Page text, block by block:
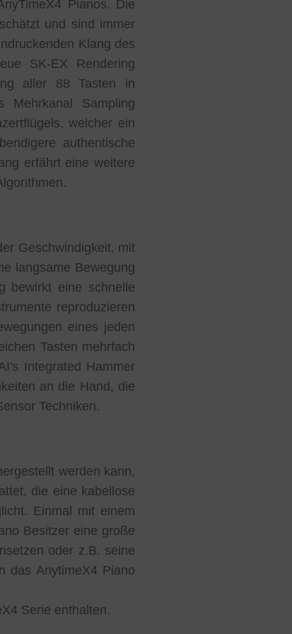
Pianos. Die
und sind immer
Klang des
SK-EX Rendering
aller 88 Tasten in
Mehrkanal Sampling
welcher ein
authentische
erfährt eine weitere
Geschwindigkeit, mit
langsame Bewegung
bewirkt eine schnelle
reproduzieren
eines jeden
Tasten mehrfach
Integrated Hammer
an die Hand, die
Techniken.
werden kann,
die eine kabellose
Einmal mit einem
Besitzer eine große
oder z.B. seine
das AnytimeX4 Piano
Serie enthalten.